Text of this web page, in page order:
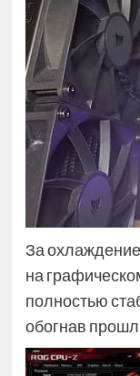
За
на
полностью
обогнав